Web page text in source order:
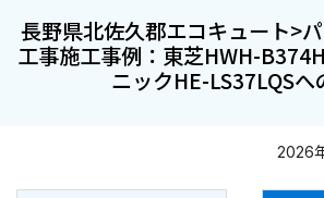
長野県北佐久郡エコキュート>
工事施工事例：東芝HWH-
ニックHE-LS37LQSへ
2026